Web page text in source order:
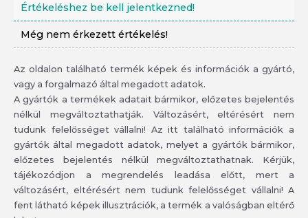
Értékeléshez be kell jelentkezned!
Még nem érkezett értékelés!
Az oldalon található termék képek és információk a gyártó,
vagy a forgalmazó által megadott adatok.
A gyártók a termékek adatait bármikor, előzetes bejelentés
nélkül megváltoztathatják. Változásért, eltérésért nem
tudunk felelősséget vállalni! Az itt található információk a
gyártók által megadott adatok, melyet a gyártók bármikor,
előzetes bejelentés nélkül megváltoztathatnak. Kérjük,
tájékozódjon a megrendelés leadása előtt, mert a
változásért, eltérésért nem tudunk felelősséget vállalni! A
fent látható képek illusztrációk, a termék a valóságban eltérő